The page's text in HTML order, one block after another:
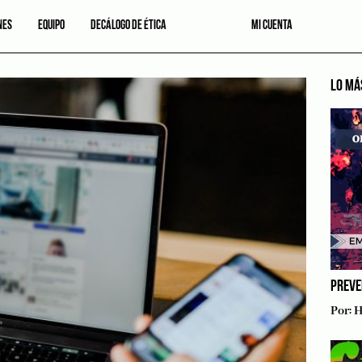
EQUIPO DECÁLOGO DE ÉTICA MI CUENTA
LO
Por: